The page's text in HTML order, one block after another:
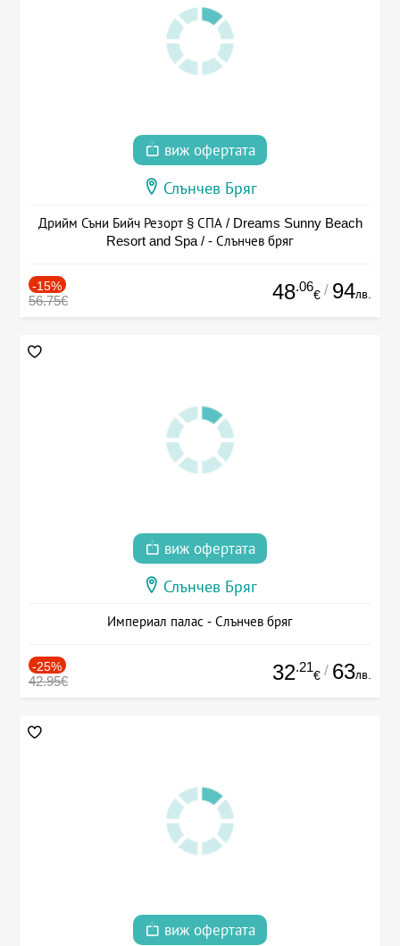
виж офертата
Слънчев Бряг
Дрийм Съни Бийч Резорт § СПА / Dreams Sunny Beach
Resort and Spa / - Слънчев бряг
-15%
56.75€ 48.06
€ / 94лв.
виж офертата
Слънчев Бряг
Империал палас - Слънчев бряг
-25%
42.95€ 32.21
€ / 63лв.
виж офертата